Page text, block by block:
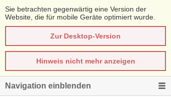
Sie betrachten gegenwärtig eine Version der
Website, die für mobile Geräte optimiert wurde.
Zur Desktop-Version
Hinweis nicht mehr anzeigen
Navigation einblenden